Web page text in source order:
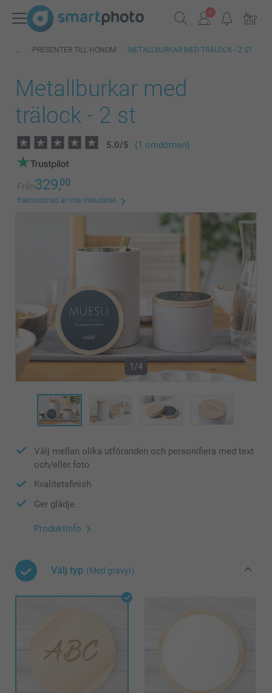
PRESENTER TILL HONOM METALLBURKAR MED TRÄLOCK - 2 ST
Metallburkar med
trälock - 2 st
5.0/5 (1 omdömen)
Från329,00
fraktkostnad är inte inkluderat
1/4
Välj mellan olika utföranden och personifiera med text
och/eller foto
Kvalitetsfinish
Ger glädje
Produktinfo
Välj typ (Med gravyr)